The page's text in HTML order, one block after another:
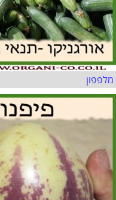
מלפפון